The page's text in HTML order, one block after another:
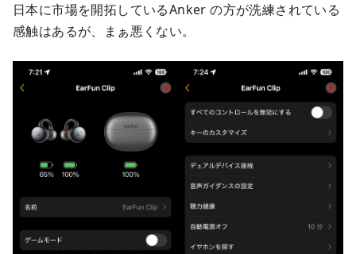
日本に市場を開拓しているAnker の方が洗練されている
感触はあるが、まぁ悪くない。